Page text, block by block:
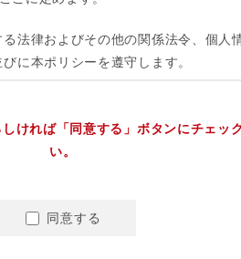
ければ「同意する」ボタンにチェッ
い。
同意する